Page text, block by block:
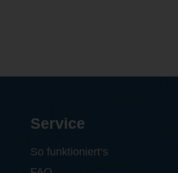
Service
So funktioniert‘s